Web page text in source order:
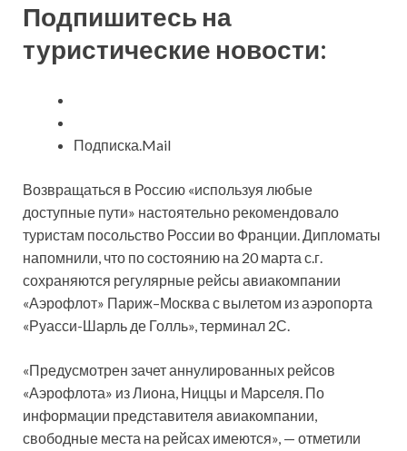
Подпишитесь на
туристические новости:
Подписка.Mail
Возвращаться в Россию «используя любые
доступные пути» настоятельно рекомендовало
туристам посольство России во Франции. Дипломаты
напомнили, что по состоянию на 20 марта с.г.
сохраняются регулярные рейсы авиакомпании
«Аэрофлот» Париж–Москва с вылетом из аэропорта
«Руасси-Шарль де Голль», терминал 2С.
«Предусмотрен зачет аннулированных рейсов
«Аэрофлота» из Лиона, Ниццы и Марселя. По
информации представителя авиакомпании,
свободные места на рейсах имеются», — отметили